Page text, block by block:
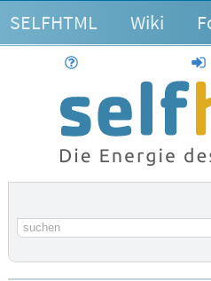
SELFHTML Wiki
Suchbegriff